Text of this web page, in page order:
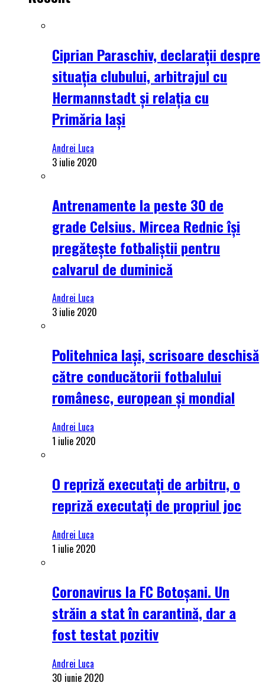
Ciprian Paraschiv, declarații despre
situația clubului, arbitrajul cu
Hermannstadt și relația cu
Primăria Iași
Andrei Luca
3 iulie 2020
Antrenamente la peste 30 de
grade Celsius. Mircea Rednic își
pregătește fotbaliștii pentru
calvarul de duminică
Andrei Luca
3 iulie 2020
Politehnica Iași, scrisoare deschisă
către conducătorii fotbalului
românesc, european și mondial
Andrei Luca
1 iulie 2020
O repriză executați de arbitru, o
repriză executați de propriul joc
Andrei Luca
1 iulie 2020
Coronavirus la FC Botoșani. Un
străin a stat în carantină, dar a
fost testat pozitiv
Andrei Luca
30 iunie 2020